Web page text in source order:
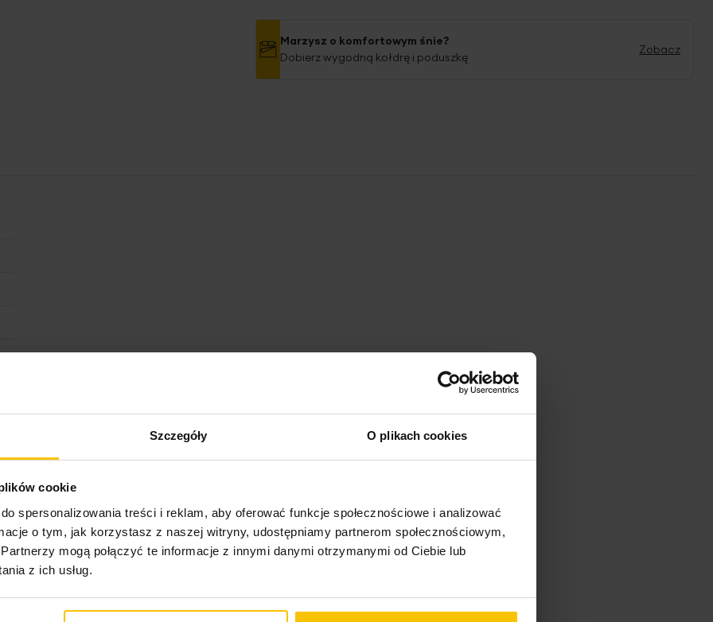
Szczegóły O plikach cookies
cookie
spersonalizowania treści i reklam, aby oferować funkcje społecznościowe i analizować
o tym, jak korzystasz z naszej witryny, udostępniamy partnerom społecznościowym,
mogą połączyć te informacje z innymi danymi otrzymanymi od Ciebie lub
z ich usług.
Marzysz o komfortowym śnie?
Dobierz wygodną kołdrę i poduszkę
Zobacz